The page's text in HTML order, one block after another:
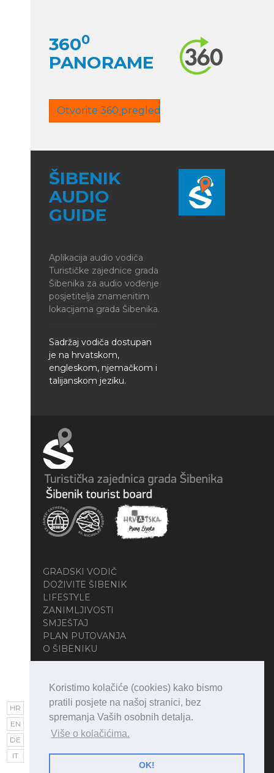
Koristimo kolačiće (cookies) kako bismo
pratili posjete na našoj stranici, bez
spremanja Vaših osobnih detalja.
Više o kolačićima.
OK!
HR
EN
DE
IT
3600
PANORAME
Otvorite 360 pregled
ŠIBENIK
AUDIO
GUIDE
Aplikacija audio vodiča
Turističke zajednice grada
Šibenika za audio vođenje
posjetitelja znamenitim
lokacijama grada Šibenika.
Sadržaj vodiča dostupan
je na hrvatskom,
engleskom, njemačkom i
talijanskom jeziku.
GRADSKI VODIČ
DOŽIVITE ŠIBENIK
LIFESTYLE
ZANIMLJIVOSTI
SMJEŠTAJ
PLAN PUTOVANJA
O ŠIBENIKU